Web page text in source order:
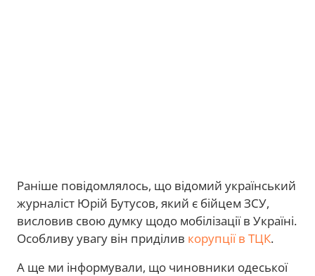
Раніше повідомлялось, що відомий український
журналіст Юрій Бутусов, який є бійцем ЗСУ,
висловив свою думку щодо мобілізації в Україні.
Особливу увагу він приділив корупції в ТЦК.
А ще ми інформували, що чиновники одеської